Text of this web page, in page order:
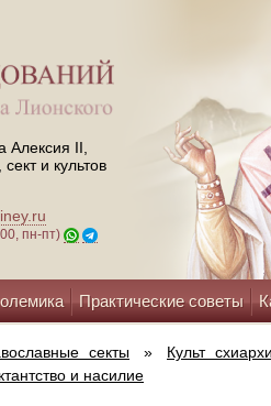
Алексия II,
и культов
пн-пт)
Практические советы
секты »
Культ
и насилие